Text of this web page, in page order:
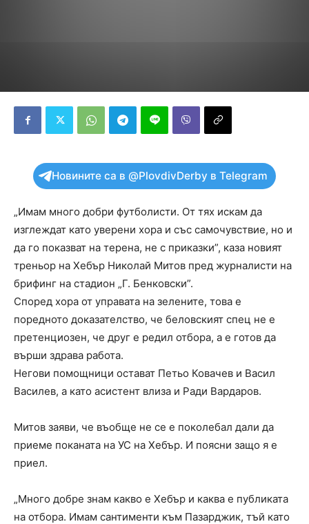
Новините са в @PlovdivDerby в Telegram
„Имам много добри футболисти. От тях искам да
изглеждат като уверени хора и със самочувствие, но и
да го показват на терена, не с приказки”, каза новият
треньор на Хебър Николай Митов пред журналисти на
брифинг на стадион „Г. Бенковски”.
Според хора от управата на зелените, това е
поредното доказателство, че беловският спец не е
претенциозен, че друг е редил отбора, а е готов да
върши здрава работа.
Негови помощници остават Петьо Ковачев и Васил
Василев, а като асистент влиза и Ради Вардаров.
Митов заяви, че въобще не се е поколебал дали да
приеме поканата на УС на Хебър. И поясни защо я е
приел.
„Много добре знам какво е Хебър и каква е публиката
на отбора. Имам сантименти към Пазарджик, тъй като